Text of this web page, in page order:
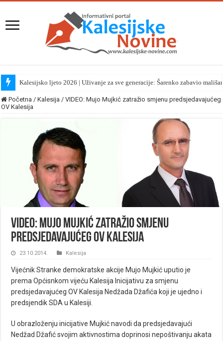
Kalesijsko ljeto 2026 | Uživanje za sve generacije: Šarenko zabavio
Početna / Kalesija / VIDEO: Mujo Mujkić zatražio smjenu predsjedavajućeg
OV Kalesija
VIDEO: Mujo Mujkić zatražio smjenu
predsjedavajućeg OV Kalesija
23.10.2014. Kalesija
Vijećnik Stranke demokratske akcije Mujo Mujkić uputio je
prema Općisnkom vijeću Kalesija Inicijativu za smjenu
predsjedavajućeg OV Kalesija Nedžada Džafića koji je ujedno i
predsjendik SDA u Kalesiji.
U obrazloženju inicijative Mujkić navodi da predsjedavajući
Nedžad Džafić svojim aktivnostima doprinosi nepoštivanju akata